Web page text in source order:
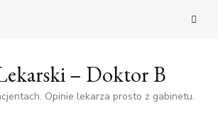
– Doktor B
Opinie lekarza prosto z gabinetu.